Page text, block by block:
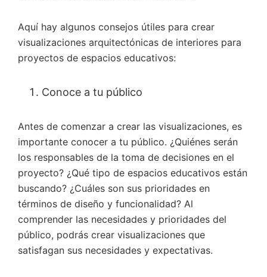
Aquí hay algunos consejos útiles para crear
visualizaciones arquitectónicas de interiores para
proyectos de espacios educativos:
Conoce a tu público
Antes de comenzar a crear las visualizaciones, es
importante conocer a tu público. ¿Quiénes serán
los responsables de la toma de decisiones en el
proyecto? ¿Qué tipo de espacios educativos están
buscando? ¿Cuáles son sus prioridades en
términos de diseño y funcionalidad? Al
comprender las necesidades y prioridades del
público, podrás crear visualizaciones que
satisfagan sus necesidades y expectativas.